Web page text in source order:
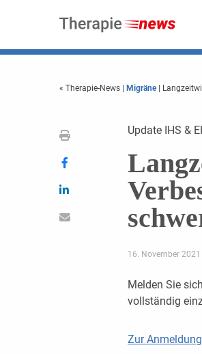
« Therapie-News Migräne|
Update IHS &
16. November 2021
Melden Sie
vollständig
Zur Anmeldung